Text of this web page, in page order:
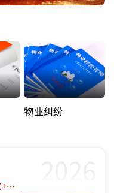
物业纠纷
已帮助 20000+个家庭 获得36.58亿+赔偿款